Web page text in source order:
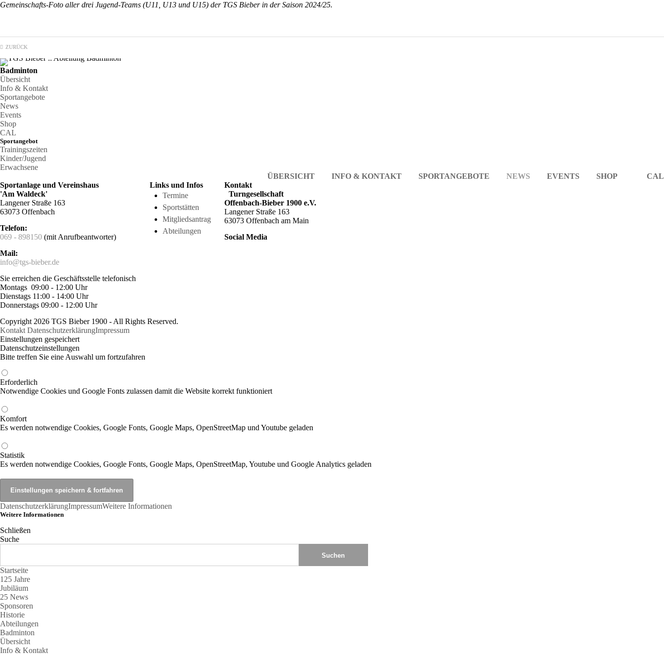
Gemeinschafts-Foto aller drei Jugend-Teams (U11, U13 und U15) der TGS Bieber in der Saison 2024/25.
ZURÜCK
Badminton
Übersicht
Info & Kontakt
Sportangebote
News
Events
Shop
CAL
Sportangebot
Trainingszeiten
Kinder/Jugend
Erwachsene
ÜBERSICHT
INFO & KONTAKT SPORTANGEBOTE NEWS EVENTS SHOP
CAL
Sportanlage und Vereinshaus
'Am Waldeck'
Langener Straße 163
63073 Offenbach
Telefon:
069 - 898150 (mit Anrufbeantworter)
Mail:
info@tgs-bieber.de
Sie erreichen die Geschäftsstelle telefonisch
Montags 09:00 - 12:00 Uhr
Dienstags 11:00 - 14:00 Uhr
Donnerstags 09:00 - 12:00 Uhr
Links und Infos
Termine
Sportstätten
Mitgliedsantrag
Abteilungen
Kontakt
Turngesellschaft
Offenbach-Bieber 1900 e.V.
Langener Straße 163
63073 Offenbach am Main
Social Media
Copyright 2026 TGS Bieber 1900 - All Rights Reserved.
Kontakt DatenschutzerklärungImpressum
Einstellungen gespeichert
Datenschutzeinstellungen
Bitte treffen Sie eine Auswahl um fortzufahren
Erforderlich
Notwendige Cookies und Google Fonts zulassen damit die Website korrekt funktioniert
Komfort
Es werden notwendige Cookies, Google Fonts, Google Maps, OpenStreetMap und Youtube geladen
Statistik
Es werden notwendige Cookies, Google Fonts, Google Maps, OpenStreetMap, Youtube und Google Analytics geladen
DatenschutzerklärungImpressumWeitere Informationen
Weitere Informationen
Schließen
Suche
Startseite
125 Jahre
Jubiläum
25 News
Sponsoren
Historie
Abteilungen
Badminton
Übersicht
Info & Kontakt